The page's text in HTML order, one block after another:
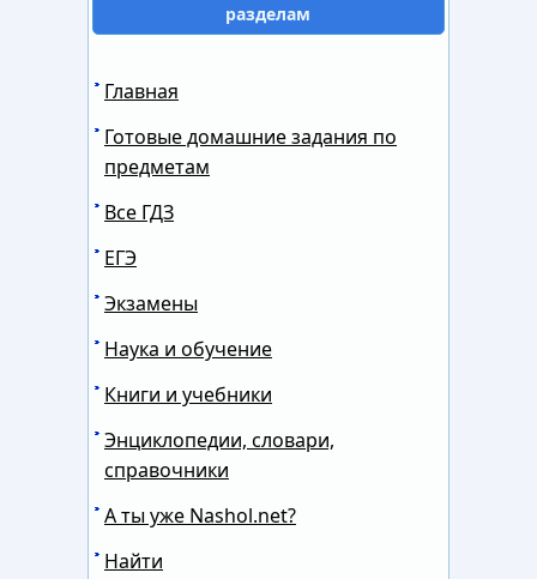
разделам
Главная
Готовые домашние задания по
предметам
Все ГДЗ
ЕГЭ
Экзамены
Наука и обучение
Книги и учебники
Энциклопедии, словари,
справочники
А ты уже Nashol.net?
Найти